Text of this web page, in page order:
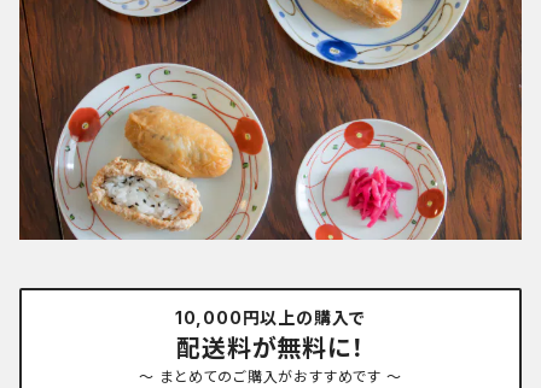
10,000円以上の購入で
配送料が無料に！
～ まとめてのご購入がおすすめです ～